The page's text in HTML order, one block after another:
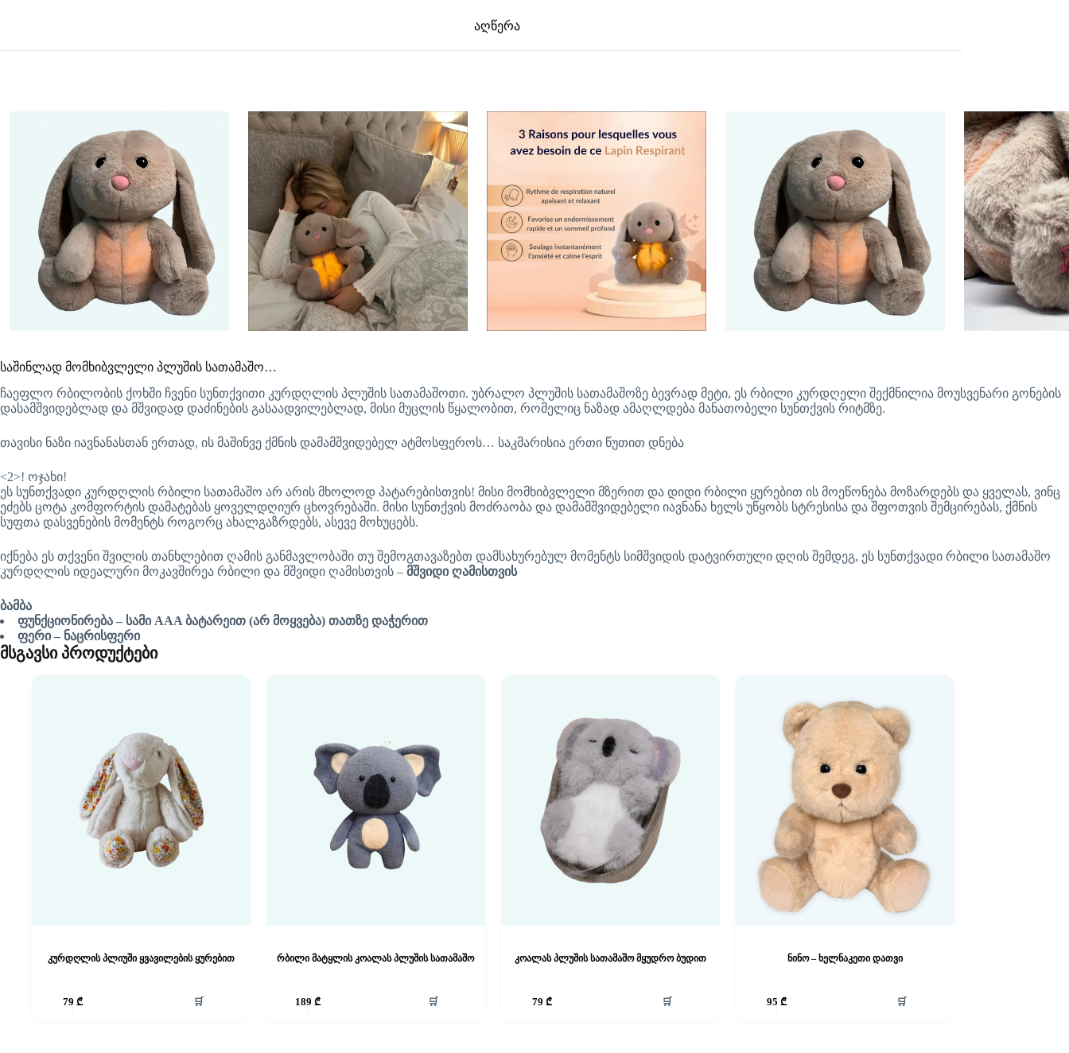
აღწერა
საშინლად მომხიბვლელი პლუშის სათამაშო…
ჩაეფლო რბილობის ქოხში ჩვენი სუნთქვითი კურდღლის პლუშის სათამაშოთი. უბრალო პლუშის სათამაშოზე ბევრად მეტი, ეს რბილი კურდღელი შექმნილია მოუსვენარი გონების
დასამშვიდებლად და მშვიდად დაძინების გასაადვილებლად, მისი მუცლის წყალობით, რომელიც ნაზად ამაღლდება მანათობელი სუნთქვის რიტმზე.
თავისი ნაზი იავნანასთან ერთად, ის მაშინვე ქმნის დამამშვიდებელ ატმოსფეროს… საკმარისია ერთი წუთით დნება
<2>! ოჯახი!
ეს სუნთქვადი კურდღლის რბილი სათამაშო არ არის მხოლოდ პატარებისთვის! მისი მომხიბვლელი მზერით და დიდი რბილი ყურებით ის მოეწონება მოზარდებს და ყველას, ვინც
ეძებს ცოტა კომფორტის დამატებას ყოველდღიურ ცხოვრებაში. მისი სუნთქვის მოძრაობა და დამამშვიდებელი იავნანა ხელს უწყობს სტრესისა და შფოთვის შემცირებას, ქმნის
სუფთა დასვენების მომენტს როგორც ახალგაზრდებს, ასევე მოხუცებს.
იქნება ეს თქვენი შვილის თანხლებით ღამის განმავლობაში თუ შემოგთავაზებთ დამსახურებულ მომენტს სიმშვიდის დატვირთული დღის შემდეგ, ეს სუნთქვადი რბილი სათამაშო
კურდღლის იდეალური მოკავშირეა რბილი და მშვიდი ღამისთვის – მშვიდი ღამისთვის
ბამბა
ფუნქციონირება – სამი AAA ბატარეით (არ მოყვება) თათზე დაჭერით
ფერი – ნაცრისფერი
მსგავსი პროდუქტები
კურდღლის პლიუში ყვავილების ყურებით
79₾ 🛒
რბილი მატყლის კოალას პლუშის სათამაშო
189 ₾ 🛒
კოალას პლუშის სათამაშო მყუდრო ბუდით
79 ₾ 🛒
ნინო – ხელნაკეთი დათვი
95 ₾ 🛒